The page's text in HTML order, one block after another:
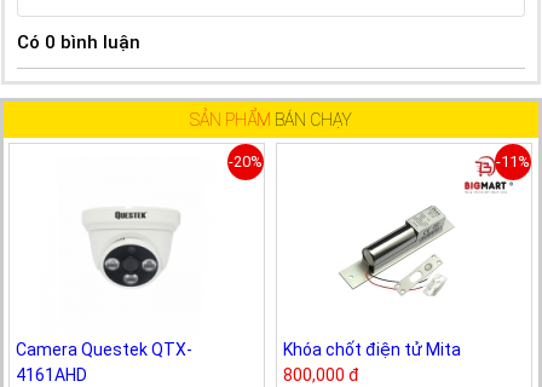
Có 0 bình luận
SẢN PHẨM BÁN CHẠY
-20%
Camera Questek QTX-
4161AHD
-11%
Khóa chốt điện tử Mita
800,000 đ